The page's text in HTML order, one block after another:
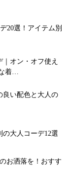
20選！アイテム別
オン・オフ使え
着…
良い配色と大人の
大人コーデ12選
お洒落を！おすす